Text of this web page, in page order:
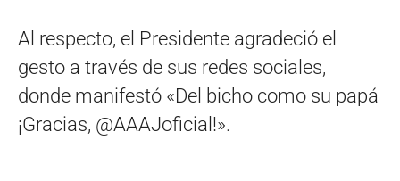
Al respecto, el Presidente agradeció el
gesto a través de sus redes sociales,
donde manifestó «Del bicho como su papá
¡Gracias, @AAAJoficial!».